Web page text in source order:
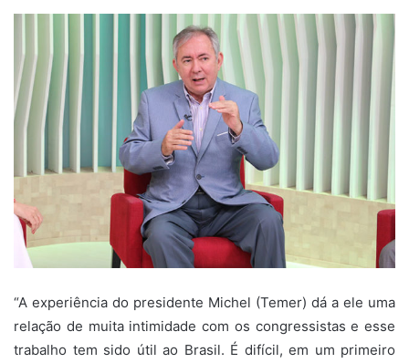
“A experiência do presidente Michel (Temer) dá a ele uma
relação de muita intimidade com os congressistas e esse
trabalho tem sido útil ao Brasil. É difícil, em um primeiro